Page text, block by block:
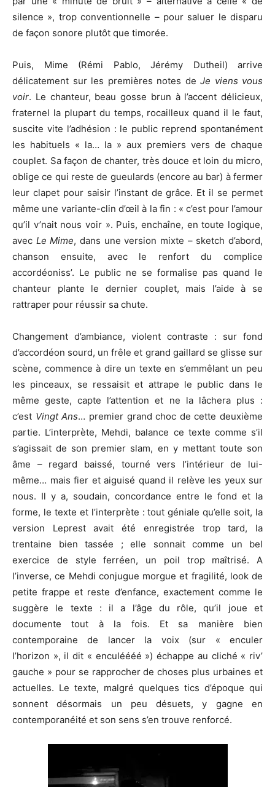
silence », trop conventionnelle – pour saluer le disparu
de façon sonore plutôt que timorée.
Puis, Mime (Rémi Pablo, Jérémy Dutheil) arrive
délicatement sur les premières notes de Je viens vous
voir. Le chanteur, beau gosse brun à l’accent délicieux,
fraternel la plupart du temps, rocailleux quand il le faut,
suscite vite l’adhésion : le public reprend spontanément
les habituels « la… la » aux premiers vers de chaque
couplet. Sa façon de chanter, très douce et loin du micro,
oblige ce qui reste de gueulards (encore au bar) à fermer
leur clapet pour saisir l’instant de grâce. Et il se permet
même une variante-clin d’œil à la fin : « c’est pour l’amour
qu’il v’nait nous voir ». Puis, enchaîne, en toute logique,
avec Le Mime, dans une version mixte – sketch d’abord,
chanson ensuite, avec le renfort du complice
accordéoniss’. Le public ne se formalise pas quand le
chanteur plante le dernier couplet, mais l’aide à se
rattraper pour réussir sa chute.
Changement d’ambiance, violent contraste : sur fond
d’accordéon sourd, un frêle et grand gaillard se glisse sur
scène, commence à dire un texte en s’emmêlant un peu
les pinceaux, se ressaisit et attrape le public dans le
même geste, capte l’attention et ne la lâchera plus :
c’est Vingt Ans… premier grand choc de cette deuxième
partie. L’interprète, Mehdi, balance ce texte comme s’il
s’agissait de son premier slam, en y mettant toute son
âme – regard baissé, tourné vers l’intérieur de lui-
même… mais fier et aiguisé quand il relève les yeux sur
nous. Il y a, soudain, concordance entre le fond et la
forme, le texte et l’interprète : tout géniale qu’elle soit, la
version Leprest avait été enregistrée trop tard, la
trentaine bien tassée ; elle sonnait comme un bel
exercice de style ferréen, un poil trop maîtrisé. A
l’inverse, ce Mehdi conjugue morgue et fragilité, look de
petite frappe et reste d’enfance, exactement comme le
suggère le texte : il a l’âge du rôle, qu’il joue et
documente tout à la fois. Et sa manière bien
contemporaine de lancer la voix (sur « enculer
l’horizon », il dit « enculéééé ») échappe au cliché « riv’
gauche » pour se rapprocher de choses plus urbaines et
actuelles. Le texte, malgré quelques tics d’époque qui
sonnent désormais un peu désuets, y gagne en
contemporanéité et son sens s’en trouve renforcé.